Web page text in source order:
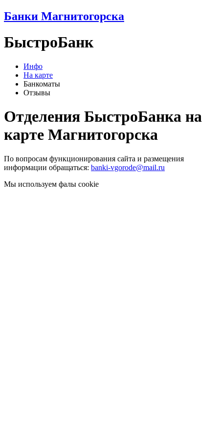
Банки Магнитогорска
БыстроБанк
Инфо
На карте
Банкоматы
Отзывы
Отделения БыстроБанка на
карте Магнитогорска
По вопросам функционирования сайта и размещения
информации обращаться: banki-vgorode@mail.ru
Мы используем фалы cookie